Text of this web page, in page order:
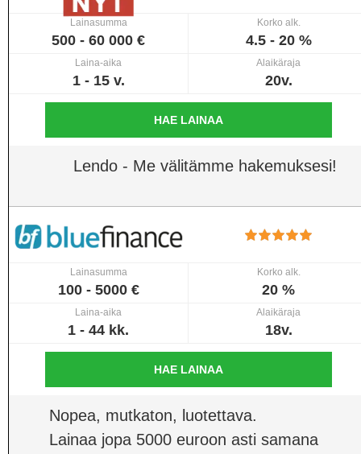
Lainasumma
500 - 60 000 €
Korko alk.
4.5 - 20 %
Laina-aika
1 - 15 v.
Alaikäraja
20v.
HAE LAINAA
Lendo - Me välitämme hakemuksesi!
Lainasumma
100 - 5000 €
Korko alk.
20 %
Laina-aika
1 - 44 kk.
Alaikäraja
18v.
HAE LAINAA
Nopea, mutkaton, luotettava.
Lainaa jopa 5000 euroon asti samana